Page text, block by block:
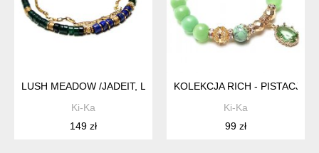
LUSH MEADOW /JADEIT, LAPIS LAZULI/ 2.03.25
Ki-Ka
149 zł
KOLEKCJA RICH - PISTACJE /
Ki-Ka
99 zł